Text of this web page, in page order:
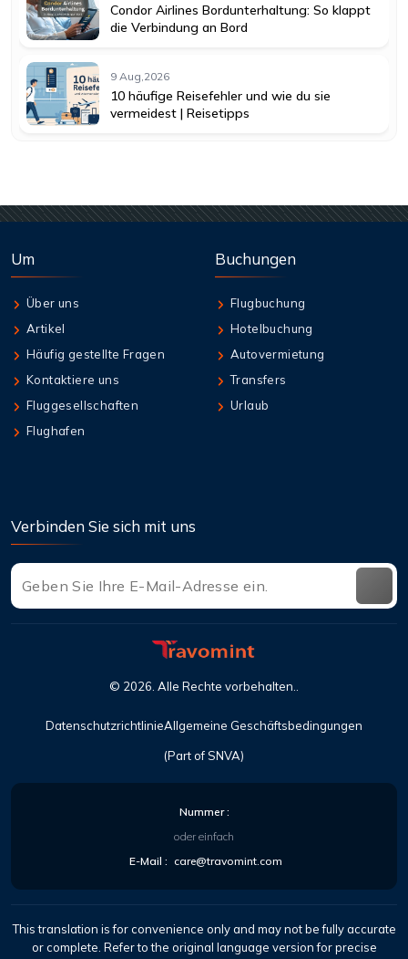
Condor Airlines Bordunterhaltung: So klappt
die Verbindung an Bord
9 Aug,2026
10 häufige Reisefehler und wie du sie
vermeidest | Reisetipps
Um
Über uns
Artikel
Häufig gestellte Fragen
Kontaktiere uns
Fluggesellschaften
Flughafen
Buchungen
Flugbuchung
Hotelbuchung
Autovermietung
Transfers
Urlaub
Verbinden Sie sich mit uns
(Part of SNVA)
© 2026 . Alle Rechte vorbehalten..
DatenschutzrichtlinieAllgemeine Geschäftsbedingungen
Nummer :
oder einfach
E-Mail : care@travomint.com
This translation is for convenience only and may not be fully accurate
or complete. Refer to the original language version for precise